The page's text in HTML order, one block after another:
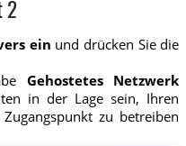
2
ein und drücken Sie die
Gehostetes Netzwerk
in der Lage sein, Ihren
zu betreiben